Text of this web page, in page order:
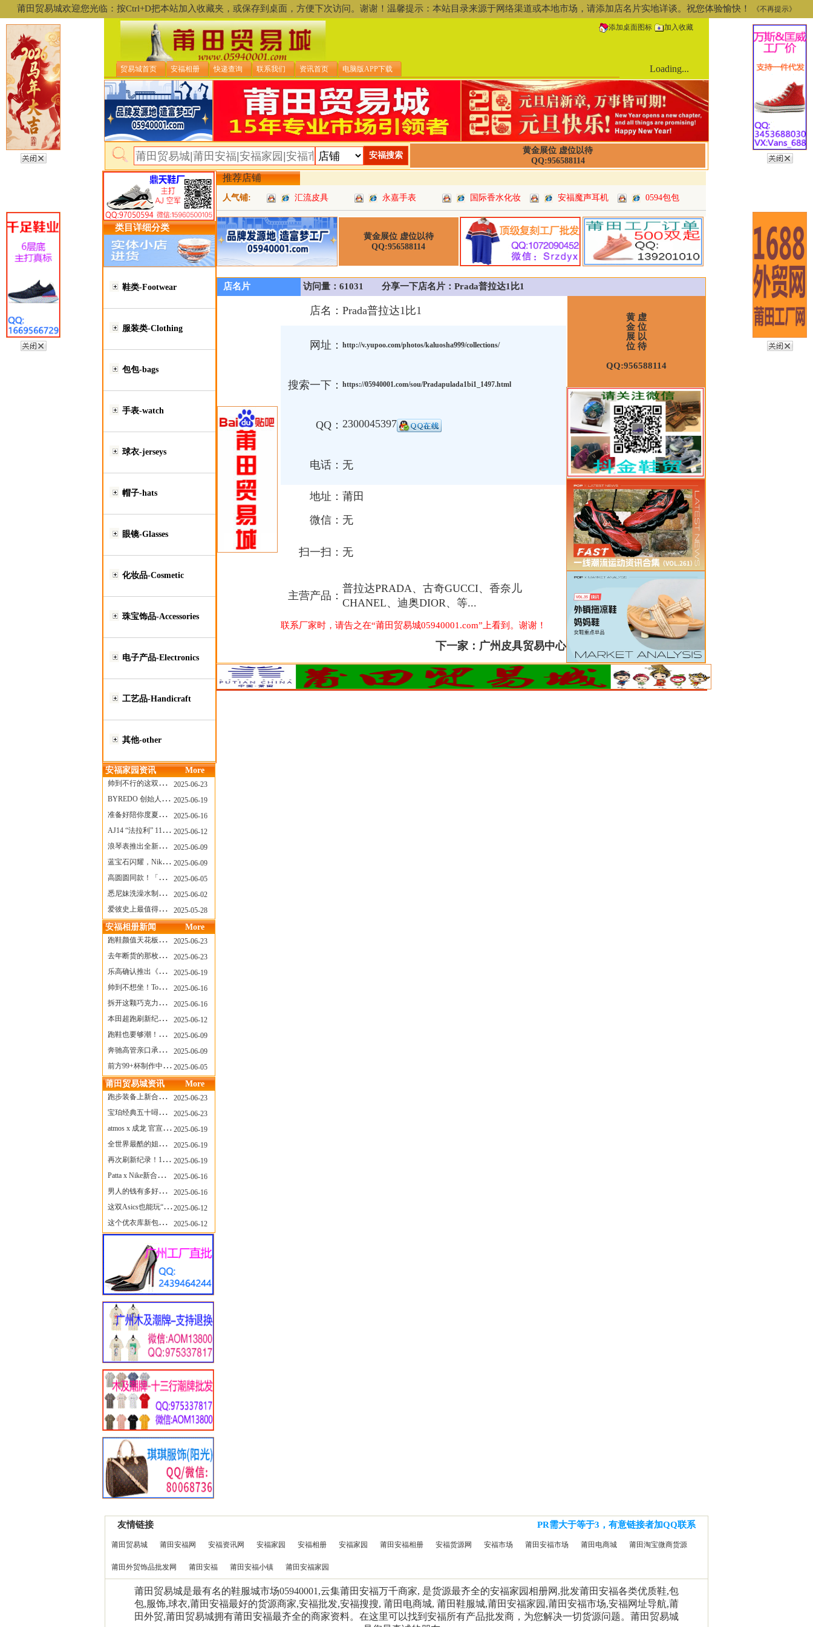
莆田贸易城欢迎您光临：按Ctrl+D把本站加入收藏夹，或保存到桌面，方便下次访问。谢谢！温馨提示：本站目录来源于网络渠道或本地市场，请添加店名片实地详谈。祝您体验愉快！ 《不再提示》
添加桌面图标 加入收藏
贸易城首页 安福相册 快递查询 联系我们 资讯首页 电脑版APP下载 Loading...
黄金展位 虚位以待
QQ:956588114
类目详细分类
鞋类-Footwear
服装类-Clothing
包包-bags
手表-watch
球衣-jerseys
帽子-hats
眼镜-Glasses
化妆品-Cosmetic
珠宝饰品-Accessories
电子产品-Electronics
工艺品-Handicraft
其他-other
安福家园资讯 More
帅到不行的这双跑鞋，其实藏着Nike第一位签约跑者的故事
2025-06-23
BYREDO 创始人离任，也带走了那份灵魂感
2025-06-19
准备好陪你度夏，nanamica x Suicoke 新联名来了
2025-06-16
AJ14 “法拉利” 11年后回归，红色超跑气场全开
2025-06-12
浪琴表推出全新先行者系列祖鲁时间1925腕表
2025-06-09
蓝宝石闪耀，Nike Air Max DN8 华丽变身
2025-06-09
高圆圆同款！「赤足New Balance」新联名曝光，铺货了
2025-06-05
悉尼妹洗澡水制成肥皂开启售卖！男粉：这肥皂能吃吗？
2025-06-02
爱彼史上最值得看的大展！揭秘150年传奇制表背后
2025-05-28
安福相册新闻 More
跑鞋颜值天花板？日常也能帅一脸
2025-06-23
去年断货的那枚表， CASIO指环表又要发售了
2025-06-23
乐高确认推出《哥斯拉》积木，这设计也太酷了！
2025-06-19
帅到不想坐！Tom Sachs x Helinox 这把露营椅太炸了
2025-06-16
拆开这颗巧克力，居然是皮卡丘？
2025-06-16
本田超跑刷新纪录了！700万元成交价
2025-06-12
跑鞋也要够潮！昂跑 x Slam Jam 联名即将发售
2025-06-09
奔驰高管亲口承认：电动G级，完全失败了！
2025-06-09
前方99+杯制作中！「爷爷不泡茶」苹果狗、桃桃喵，今夏顶流潮饮！
2025-06-05
莆田贸易城资讯 More
跑步装备上新合集，最近有什么可以关注的呢？
2025-06-23
宝珀经典五十噚家族再添新员 适配所有腕围的38mm小表径腕表亮相
2025-06-23
atmos x 成龙 官宣，《警察故事》联名短袖公布！
2025-06-19
全世界最酷的姐姐，和Nike联名的鞋要来了！
2025-06-19
再次刷新纪录！14只 LABUBU 共拍出240万元
2025-06-19
Patta x Nike新合作提前泄露，这次的服饰周边也有亮点？
2025-06-16
男人的钱有多好赚？四个大学生创业卖短裤，年销8个亿！
2025-06-16
这双Asics也能玩“牛仔感”？TOGA联名即将登场！
2025-06-12
这个优衣库新包，能火起来吗？
2025-06-12
推荐店铺
人气铺: 汇流皮具 永嘉手表 国际香水化妆 安福魔声耳机 0594包包
黄金展位 虚位以待
QQ:956588114
店名片 访问量：61031 分享一下店名片：Prada普拉达1比1
店名： Prada普拉达1比1
黄 虚
金 位
展 以
位 待
QQ:956588114
网址： http://v.yupoo.com/photos/kaluosha999/collections/
搜索一下： https://05940001.com/sou/Pradapulada1bi1_1497.html
QQ： 2300045397
电话： 无
地址： 莆田
微信： 无
扫一扫： 无
主营产品：
普拉达PRADA、古奇GUCCI、香奈儿
CHANEL、迪奥DIOR、等...
联系厂家时，请告之在“莆田贸易城05940001.com”上看到。谢谢！
下一家： 广州皮具贸易中心
友情链接 PR需大于等于3，有意链接者加QQ联系
莆田贸易城 莆田安福网 安福资讯网 安福家园 安福相册 安福家园 莆田安福相册 安福货源网 安福市场 莆田安福市场 莆田电商城 莆田淘宝微商货源
莆田外贸饰品批发网 莆田安福 莆田安福小镇 莆田安福家园
莆田贸易城是最有名的鞋服城市场05940001,云集莆田安福万千商家, 是货源最齐全的安福家园相册网,批发莆田安福各类优质鞋,包
包,服饰,球衣,莆田安福最好的货源商家,安福批发,安福搜搜, 莆田电商城, 莆田鞋服城,莆田安福家园,莆田安福市场,安福网址导航,莆
田外贸,莆田贸易城拥有莆田安福最齐全的商家资料。在这里可以找到安福所有产品批发商，为您解决一切货源问题。莆田贸易城